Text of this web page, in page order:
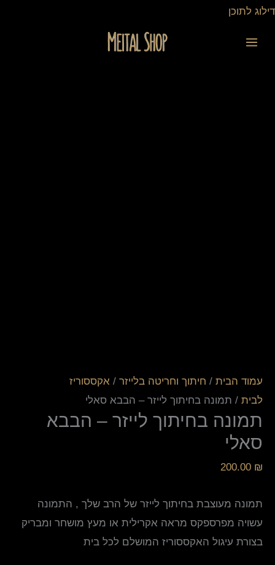
דילוג לתוכן
דילוג
עמוד הבית / חיתוך וחריטה בלייזר / אקססוריז
לבית / תמונה בחיתוך לייזר – הבבא סאלי
תמונה בחיתוך לייזר – הבבא
סאלי
200.00 ₪
תמונה מעוצבת בחיתוך לייזר של הרב שלך , התמונה
עשויה מפרספקס מראה אקרילית או מעץ מושחר ומבריק
בצורת עיגול האקססוריז המושלם לכל בית
של